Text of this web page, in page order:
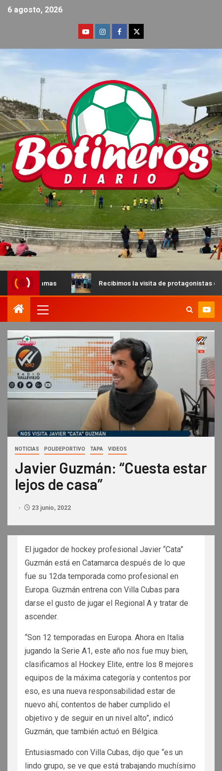
6 agosto, 2026
Recibimos la visita de protagonistas del MX para
NOTICIAS POLIDEPORTIVO TAPA VIDEOS
Javier Guzmán: “Cuesta estar
lejos de casa”
23 junio, 2022
El jugador de hockey profesional Javier “Cata”
Guzmán está en Catamarca después de lo que
fue su 12da temporada como profesional en
Europa. Guzmán entrena con Villa Cubas para
darse el gusto de jugar el Regional A y tratar de
ascender.
“Son 12 temporadas en Europa. Ahora en Italia
jugando la Serie A1, este año nos fue muy bien,
clasificamos al Hockey Elite, entre los 8 mejores
equipos de la máxima categoría y contentos por
eso, es una nueva responsabilidad estar de
nuevo ahí, contentos de haber cumplido el
objetivo y de seguir en un nivel alto”, indicó
Guzmán, que también actuó en Bélgica.
Entusiasmado con Villa Cubas, dijo que “es un
lindo grupo, se ve que está trabajando muchísimo